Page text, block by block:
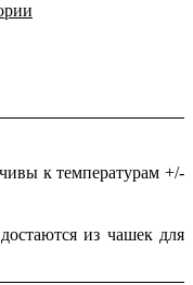
к температурам +/-
из чашек для